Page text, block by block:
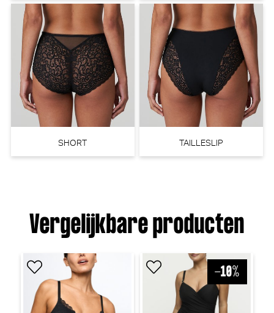
PrimaDonna Montara Beugel
BH (Regatta)
PrimaDonna
€ 79,90
PrimaDonna Cala luna Beugel
BH (Blogger Pink)
PrimaDonna
30% korting
€110,0077,00
SHORT TAILLESLIP
Vergelijkbare producten